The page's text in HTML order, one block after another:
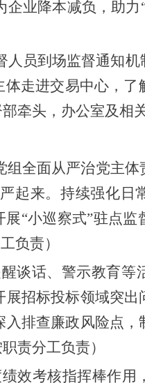
企业降本减负，助力
员到场监督通知
走进交易中心，
牵头， 办公室及相
组全面从严治党主体
起来。持续强化日
“小巡察式”驻点
负责）
谈话、警示教育等
展招标投标领域突出
入排查廉政风险点
责分工负责）
效考核指挥棒作用